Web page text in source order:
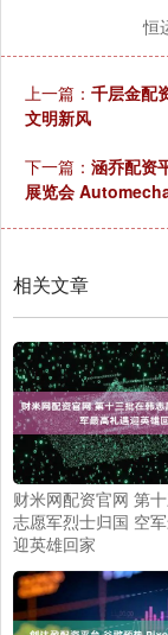
恒
上一篇： 千层金配
文明新风
下一篇： 涵乔配资
展览会
相关文章
财米网配资官网 第
志愿军烈士归国 空
迎英雄回家